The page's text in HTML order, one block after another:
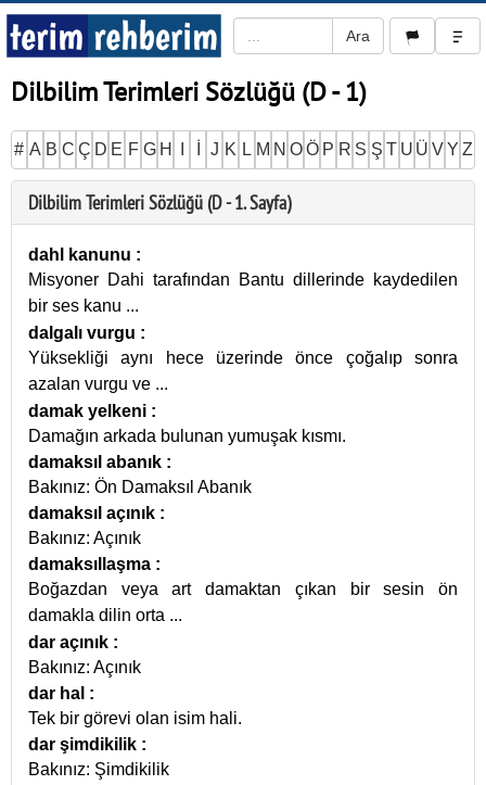
Dilbilim Terimleri Sözlüğü (D - 1)
# A B C Ç D E F G H J K L M N O Ö P R S Ş T U Ü V Y Z
Dilbilim Terimleri Sözlüğü (D - 1. Sayfa)
dahl kanunu :
Misyoner Dahi tarafından Bantu dillerinde kaydedilen
bir ses kanu ...
dalgalı vurgu :
Yüksekliği aynı hece üzerinde önce çoğalıp sonra
azalan vurgu ve ...
damak yelkeni :
Damağın arkada bulunan yumuşak kısmı.
damaksıl abanık :
Bakınız: Ön Damaksıl Abanık
damaksıl açınık :
Bakınız: Açınık
damaksıllaşma :
Boğazdan veya art damaktan çıkan bir sesin ön
damakla dilin orta ...
dar açınık :
Bakınız: Açınık
dar hal :
Tek bir görevi olan isim hali.
dar şimdikilik :
Bakınız: Şimdikilik